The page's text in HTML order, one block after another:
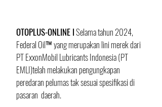
OTOPLUS-ONLINE I Selama tahun 2024,
Federal Oil™ yang merupakan lini merek dari
PT ExxonMobil Lubricants Indonesia (PT
EMLI)telah melakukan pengungkapan
peredaran pelumas tak sesuai spesifikasi di
pasaran  daerah.